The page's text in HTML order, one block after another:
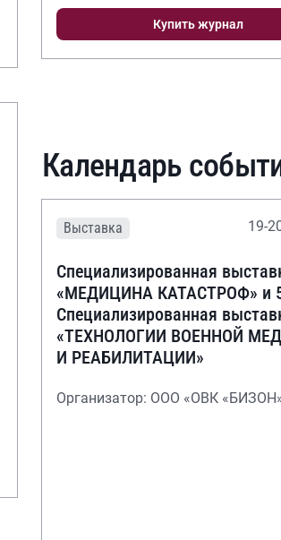
Купить журнал
Календарь
Выставка 19-
Специализированная
«МЕДИЦИНА КАТАСТРОФ» и
Специализированная
«ТЕХНОЛОГИИ ВОЕННОЙ
И РЕАБИЛИТАЦИИ»
Организатор: ООО «ОВК